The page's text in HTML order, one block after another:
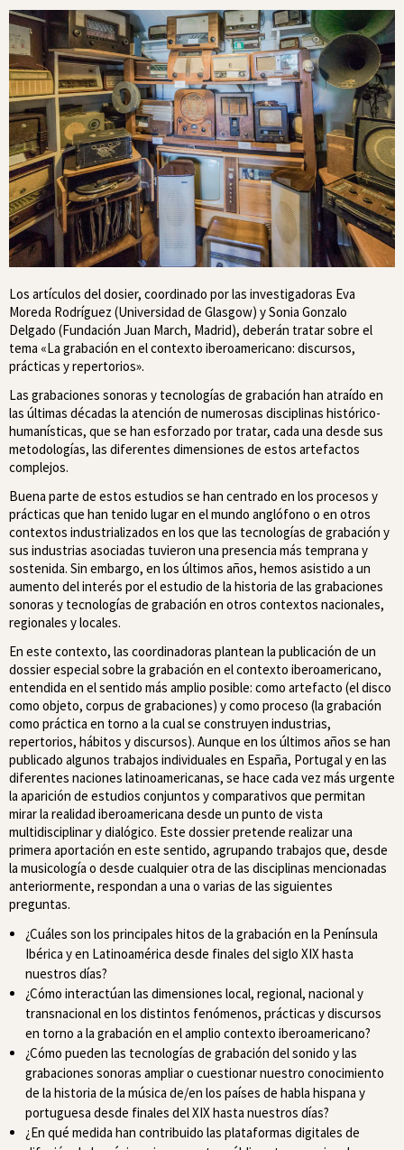
Los artículos del dosier, coordinado por las investigadoras Eva
Moreda Rodríguez (Universidad de Glasgow) y Sonia Gonzalo
Delgado (Fundación Juan March, Madrid), deberán tratar sobre el
tema «La grabación en el contexto iberoamericano: discursos,
prácticas y repertorios».
Las grabaciones sonoras y tecnologías de grabación han atraído en
las últimas décadas la atención de numerosas disciplinas histórico-
humanísticas, que se han esforzado por tratar, cada una desde sus
metodologías, las diferentes dimensiones de estos artefactos
complejos.
Buena parte de estos estudios se han centrado en los procesos y
prácticas que han tenido lugar en el mundo anglófono o en otros
contextos industrializados en los que las tecnologías de grabación y
sus industrias asociadas tuvieron una presencia más temprana y
sostenida. Sin embargo, en los últimos años, hemos asistido a un
aumento del interés por el estudio de la historia de las grabaciones
sonoras y tecnologías de grabación en otros contextos nacionales,
regionales y locales.
En este contexto, las coordinadoras plantean la publicación de un
dossier especial sobre la grabación en el contexto iberoamericano,
entendida en el sentido más amplio posible: como artefacto (el disco
como objeto, corpus de grabaciones) y como proceso (la grabación
como práctica en torno a la cual se construyen industrias,
repertorios, hábitos y discursos). Aunque en los últimos años se han
publicado algunos trabajos individuales en España, Portugal y en las
diferentes naciones latinoamericanas, se hace cada vez más urgente
la aparición de estudios conjuntos y comparativos que permitan
mirar la realidad iberoamericana desde un punto de vista
multidisciplinar y dialógico. Este dossier pretende realizar una
primera aportación en este sentido, agrupando trabajos que, desde
la musicología o desde cualquier otra de las disciplinas mencionadas
anteriormente, respondan a una o varias de las siguientes
preguntas.
¿Cuáles son los principales hitos de la grabación en la Península
Ibérica y en Latinoamérica desde finales del siglo XIX hasta
nuestros días?
¿Cómo interactúan las dimensiones local, regional, nacional y
transnacional en los distintos fenómenos, prácticas y discursos
en torno a la grabación en el amplio contexto iberoamericano?
¿Cómo pueden las tecnologías de grabación del sonido y las
grabaciones sonoras ampliar o cuestionar nuestro conocimiento
de la historia de la música de/en los países de habla hispana y
portuguesa desde finales del XIX hasta nuestros días?
¿En qué medida han contribuido las plataformas digitales de